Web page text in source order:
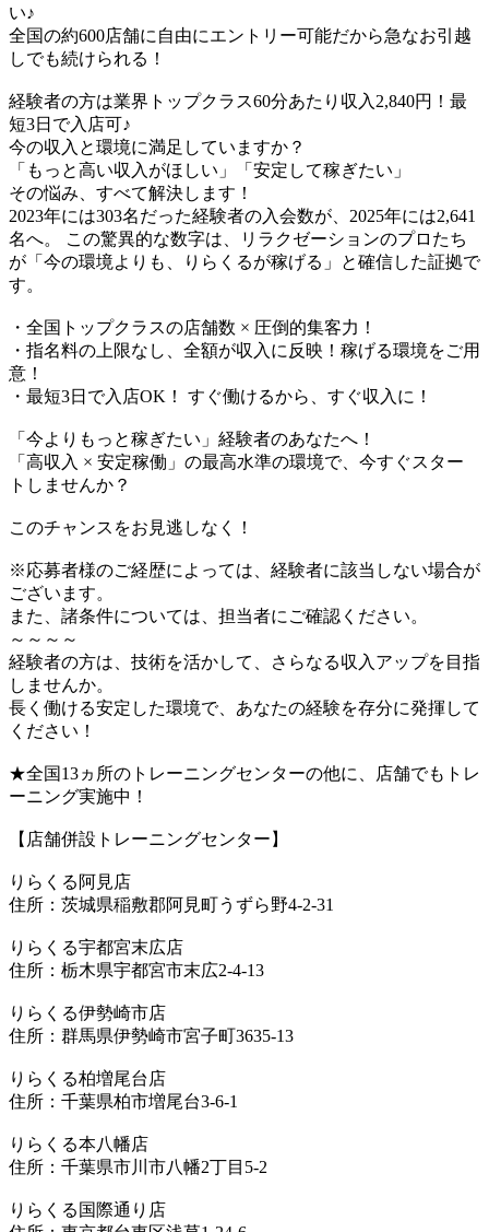
い♪​
全国の約600店舗に自由にエントリー可能だから急なお引越
しでも続けられる！
経験者の方は業界トップクラス60分あたり収入2,840円！最
短3日で入店可♪
今の収入と環境に満足していますか？
「もっと高い収入がほしい」「安定して稼ぎたい」
その悩み、すべて解決します！
2023年には303名だった経験者の入会数が、2025年には2,641
名へ。 この驚異的な数字は、リラクゼーションのプロたち
が「今の環境よりも、りらくるが稼げる」と確信した証拠で
す。
・全国トップクラスの店舗数 × 圧倒的集客力！
・指名料の上限なし、全額が収入に反映！稼げる環境をご用
意！
・最短3日で入店OK！ すぐ働けるから、すぐ収入に！
「今よりもっと稼ぎたい」経験者のあなたへ！
「高収入 × 安定稼働」の最高水準の環境で、今すぐスター
トしませんか？
このチャンスをお見逃しなく！
※応募者様のご経歴によっては、経験者に該当しない場合が
ございます。
また、諸条件については、担当者にご確認ください。
～～～～
経験者の方は、技術を活かして、さらなる収入アップを目指
しませんか。
長く働ける安定した環境で、あなたの経験を存分に発揮して
ください！
★全国13ヵ所のトレーニングセンターの他に、店舗でもトレ
ーニング実施中！
【店舗併設トレーニングセンター】
りらくる阿見店
住所：茨城県稲敷郡阿見町うずら野4-2-31
りらくる宇都宮末広店
住所：栃木県宇都宮市末広2-4-13
りらくる伊勢崎市店
住所：群馬県伊勢崎市宮子町3635-13
りらくる柏増尾台店
住所：千葉県柏市増尾台3-6-1
りらくる本八幡店
住所：千葉県市川市八幡2丁目5-2
りらくる国際通り店